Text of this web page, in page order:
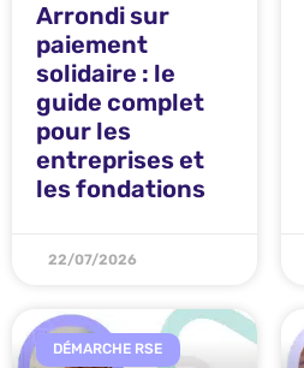
Arrondi sur
paiement
solidaire : le
guide complet
pour les
entreprises et
les fondations
22/07/2026
DÉMARCHE RSE